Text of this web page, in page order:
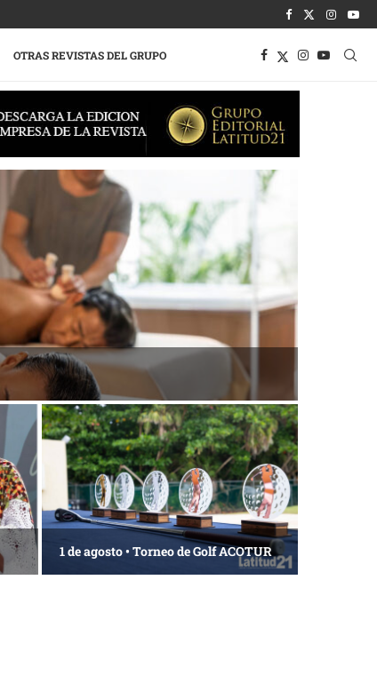
OTRAS REVISTAS DEL GRUPO
1 de agosto • Torneo de Golf ACOTUR